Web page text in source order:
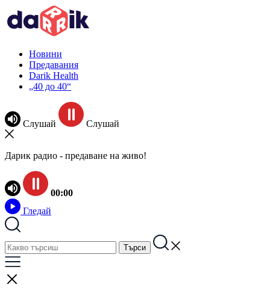
Новини
Предавания
Darik Health
„40 до 40“
Слушай Слушай
Дарик радио - предаване на живо!
00:00
Гледай